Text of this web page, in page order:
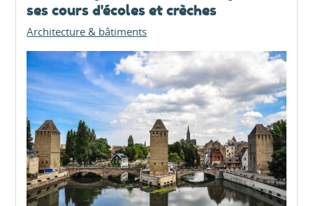
ses cours d'écoles et crèches
Architecture & bâtiments